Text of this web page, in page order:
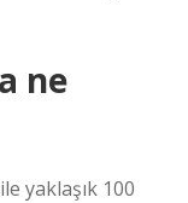
ne
yaklaşık 100